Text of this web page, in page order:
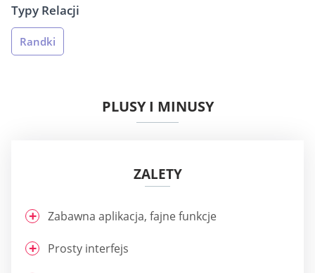
Typy Relacji
Randki
PLUSY I MINUSY
ZALETY
Zabawna aplikacja, fajne funkcje
Prosty interfejs